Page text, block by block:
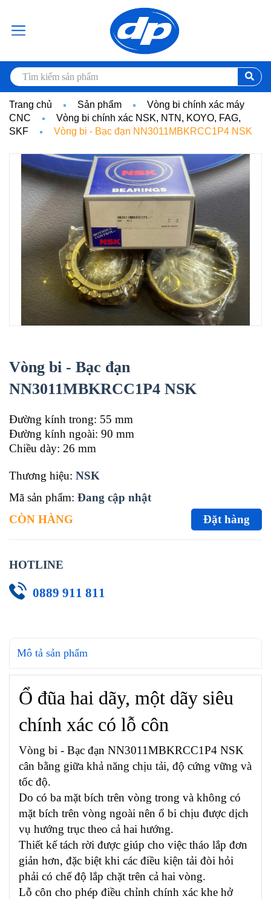
Trang chủ Sản phẩm
Vòng bi chính xác máy
CNC
Vòng bi chính xác NSK, NTN, KOYO, FAG,
SKF
Vòng bi - Bạc đạn NN3011MBKRCC1P4 NSK
Vòng bi - Bạc đạn
NN3011MBKRCC1P4 NSK
Đường kính trong: 55 mm
Đường kính ngoài: 90 mm
Chiều dày: 26 mm
Thương hiệu: NSK
Mã sản phẩm: Đang cập nhật
CÒN HÀNG
Đặt hàng
HOTLINE
0889 911 811
Mô tả sản phẩm
Ổ đũa hai dãy, một dãy siêu
chính xác có lỗ côn
Vòng bi - Bạc đạn NN3011MBKRCC1P4 NSK
cân bằng giữa khả năng chịu tải, độ cứng vững và
tốc độ.
Do có ba mặt bích trên vòng trong và không có
mặt bích trên vòng ngoài nên ổ bi chịu được dịch
vụ hướng trục theo cả hai hướng.
Thiết kế tách rời được giúp cho việc tháo lắp đơn
giản hơn, đặc biệt khi các điều kiện tải đòi hỏi
phải có chế độ lắp chặt trên cả hai vòng.
Lỗ côn cho phép điều chỉnh chính xác khe hở